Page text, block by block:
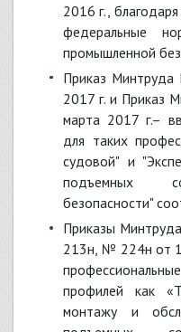
2016 г.,
федеральные
промышленной
Приказ Минтруда России № 318н от 28 марта
2017 г. и Приказ
марта 2017 г.–
для таких
судовой" и
подъемных
безопасности"
Приказы Минтруда России № 226н, № 211н, №
213н, № 224н от
профилей как
монтажу и